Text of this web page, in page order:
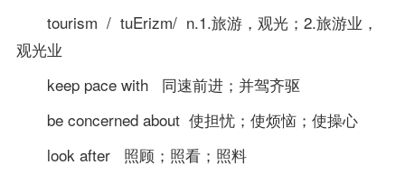
tourism / tuErizm/ n.1.旅游，观光；2.旅游业，
观光业
keep pace with 同速前进；并驾齐驱
be concerned about 使担忧；使烦恼；使操心
look after 照顾；照看；照料